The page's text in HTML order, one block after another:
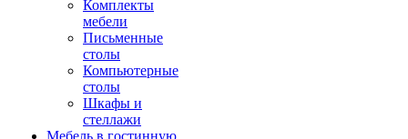
Комплекты
мебели
Письменные
столы
Компьютерные
столы
Шкафы и
стеллажи
Мебель в гостинную